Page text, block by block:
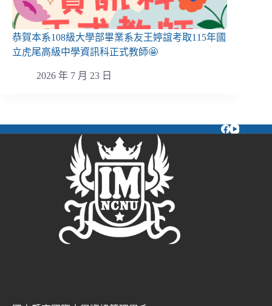
恭賀本系108級大學部畢業系友王婷誼考取115年國
立虎尾高級中學資訊科正式教師🤩
2026 年 7 月 23 日